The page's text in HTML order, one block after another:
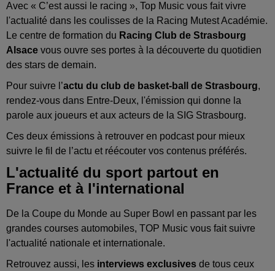
Avec « C’est aussi le racing », Top Music vous fait vivre
l'actualité dans les coulisses de la Racing Mutest Académie.
Le centre de formation du Racing Club de Strasbourg
Alsace vous ouvre ses portes à la découverte du quotidien
des stars de demain.
Pour suivre l’actu du club de basket-ball de Strasbourg,
rendez-vous dans Entre-Deux, l'émission qui donne la
parole aux joueurs et aux acteurs de la SIG Strasbourg.
Ces deux émissions à retrouver en podcast pour mieux
suivre le fil de l’actu et réécouter vos contenus préférés.
L'actualité du sport partout en
France et à l'international
De la Coupe du Monde au Super Bowl en passant par les
grandes courses automobiles, TOP Music vous fait suivre
l'actualité nationale et internationale.
Retrouvez aussi, les interviews exclusives de tous ceux